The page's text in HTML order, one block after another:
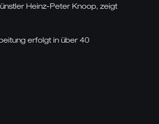
Heinz-Peter Knoop, zeigt
erfolgt in über 40